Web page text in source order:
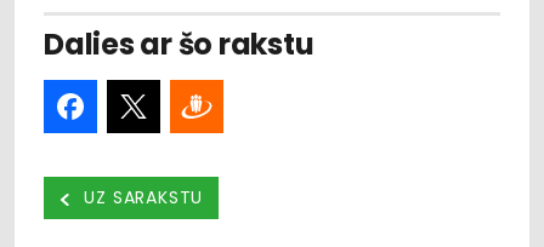
Dalies ar šo rakstu
UZ SARAKSTU